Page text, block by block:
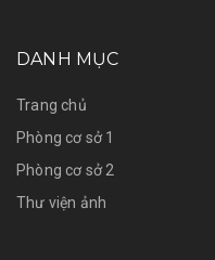
DANH MỤC
Trang chủ
Phòng cơ sở 1
Phòng cơ sở 2
Thư viện ảnh